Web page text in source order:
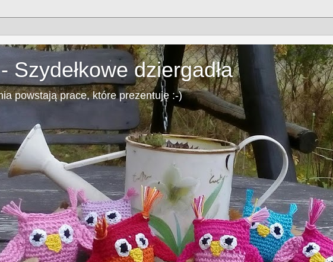
Szydełkowe dziergadła
powstają prace, które prezentuję :-)